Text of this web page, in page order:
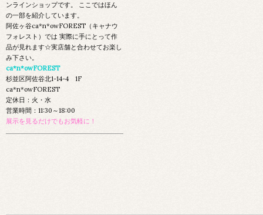
ンラインショップです。 ここではほん
の一部を紹介しています。
阿佐ヶ谷ca*n*owFOREST（キャナウ
フォレスト）では 実際に手にとって作
品が見れます☆実店舗と合わせてお楽し
み下さい。
ca*n*owFOREST
杉並区阿佐谷北1-14-4 1F
ca*n*owFOREST
定休日：火・水
営業時間：11:30～18:00
展示を見るだけでもお気軽に！